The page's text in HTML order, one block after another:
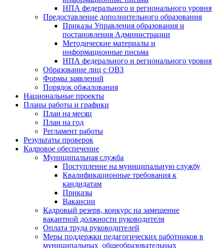
НПА федерального и регионального уровня
Предоставление дополнительного образования
Приказы Управления образования и
постановления Администрации
Методические материалы и
информационные письма
НПА федерального и регионального уровня
Образование лиц с ОВЗ
Формы заявлений
Порядок обжалования
Национальные проекты
Планы работы и графики
План на месяц
План на год
Регламент работы
Результаты проверок
Кадровое обеспечение
Муниципальная служба
Поступление на муниципальную службу
Квалификационные требования к
кандидатам
Приказы
Вакансии
Кадровый резерв, конкурс на замещение
вакантной должности руководителя
Оплата труда руководителей
Меры поддержки педагогических работников в
муниципальных общеобразовательных